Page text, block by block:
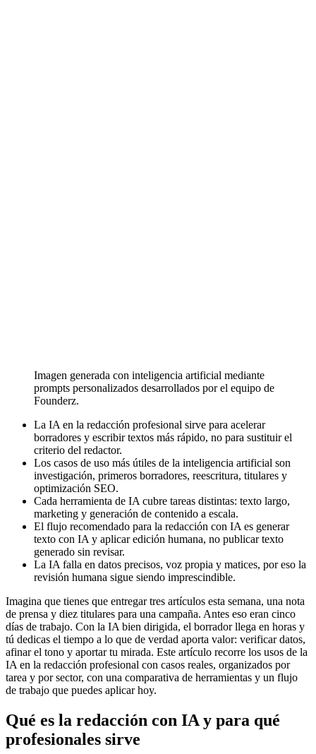
Imagen generada con inteligencia artificial mediante
prompts personalizados desarrollados por el equipo de
Founderz.
La IA en la redacción profesional sirve para acelerar
borradores y escribir textos más rápido, no para sustituir el
criterio del redactor.
Los casos de uso más útiles de la inteligencia artificial son
investigación, primeros borradores, reescritura, titulares y
optimización SEO.
Cada herramienta de IA cubre tareas distintas: texto largo,
marketing y generación de contenido a escala.
El flujo recomendado para la redacción con IA es generar
texto con IA y aplicar edición humana, no publicar texto
generado sin revisar.
La IA falla en datos precisos, voz propia y matices, por eso la
revisión humana sigue siendo imprescindible.
Imagina que tienes que entregar tres artículos esta semana, una nota
de prensa y diez titulares para una campaña. Antes eso eran cinco
días de trabajo. Con la IA bien dirigida, el borrador llega en horas y
tú dedicas el tiempo a lo que de verdad aporta valor: verificar datos,
afinar el tono y aportar tu mirada. Este artículo recorre los usos de la
IA en la redacción profesional con casos reales, organizados por
tarea y por sector, con una comparativa de herramientas y un flujo
de trabajo que puedes aplicar hoy.
Qué es la redacción con IA y para qué
profesionales sirve